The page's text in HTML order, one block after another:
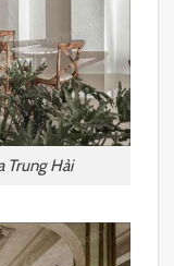
Trung Hải